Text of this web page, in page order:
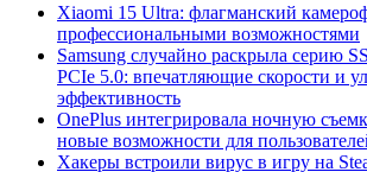
Xiaomi 15 Ultra: флагманский
профессиональными возможностями
Samsung случайно раскрыла серию
PCIe 5.0: впечатляющие скорости и
эффективность
OnePlus интегрировала ночную
новые возможности для
Хакеры встроили вирус в игру на